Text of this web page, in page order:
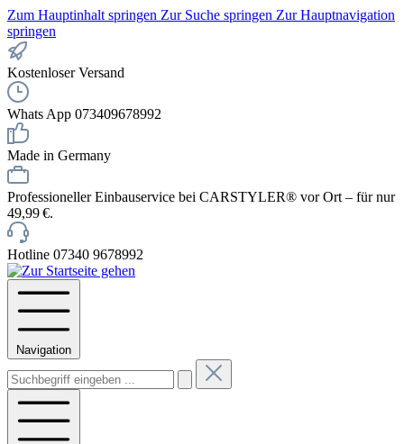
Zum Hauptinhalt springen Zur Suche springen Zur Hauptnavigation
springen
Kostenloser Versand
Whats App 073409678992
Made in Germany
Professioneller Einbauservice bei CARSTYLER® vor Ort – für nur
49,99 €.
Hotline 07340 9678992
Navigation